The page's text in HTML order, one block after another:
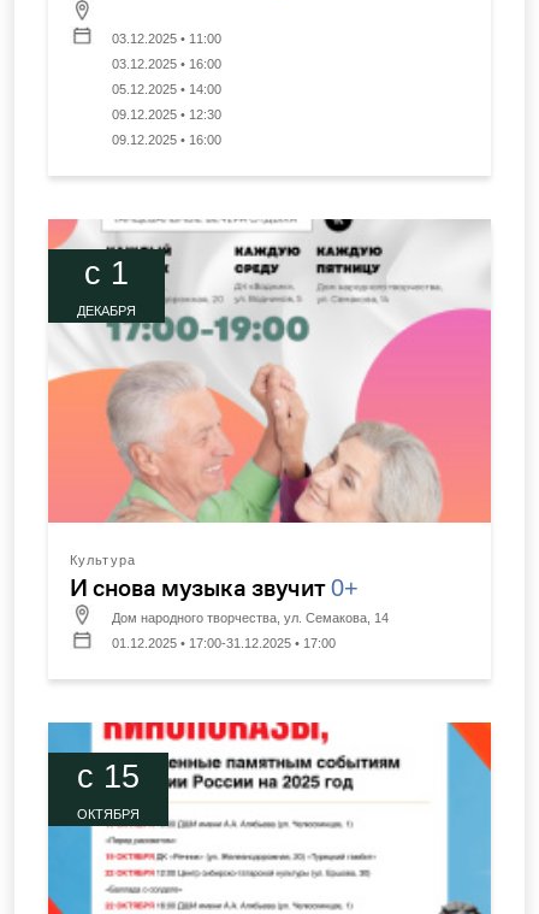
03.12.2025 • 11:00
03.12.2025 • 16:00
05.12.2025 • 14:00
09.12.2025 • 12:30
09.12.2025 • 16:00
c 1
ДЕКАБРЯ
Культура
И снова музыка звучит0+
Дом народного творчества, ул. Семакова, 14
01.12.2025 • 17:00-31.12.2025 • 17:00
c 15
ОКТЯБРЯ